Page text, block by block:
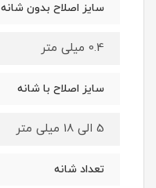
سایز اصلاح بدون شانه
0.4 میلی متر
سایز اصلاح با شانه
5 الی 18 میلی متر
تعداد شانه